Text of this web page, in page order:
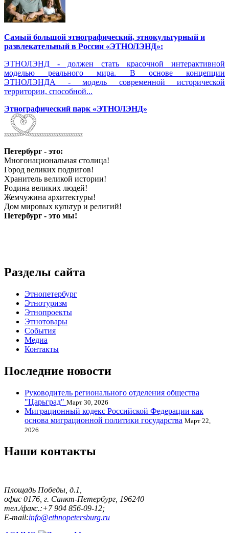
Самый большой этнографический, этнокультурный и
развлекательный в России «ЭТНОЛЭНД»:
ЭТНОЛЭНД - должен стать красочной интерактивной
моделью реального мира. В основе концепции
ЭТНОЛЭНДА - модель современной исторической
территории, способной...
Этнографический парк «ЭТНОЛЭНД»
Петербург - это:
Многонациональная столица!
Город великих подвигов!
Хранитель великой истории!
Родина великих людей!
Жемчужина архитектуры!
Дом мировых культур и религий!
Петербург - это мы!
Разделы сайта
Этнопетербург
Этнотуризм
Этнопроекты
Этнотовары
События
Медиа
Контакты
Последние новости
Руководитель регионального отделения общества
"Царьград" Март 30, 2026
Миграционный кодекс Российской Федерации как
основа миграционной политики государства Март 22,
2026
Наши контакты
Площадь Победы, д.1,
офис 0176, г. Санкт-Петербург, 196240
тел./факс.:+7 904 856-09-12;
E-mail:info@ethnopetersburg.ru